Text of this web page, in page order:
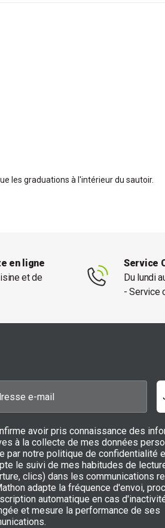
les graduations à l'intérieur du sautoir.
en ligne
et de
Service
Du lundi
- Service
avoir pris connaissance des
à la collecte de mes données
par notre politique de confidentialité
le suivi de mes habitudes de
clics) dans les communications
adapte la fréquence d'envoi,
automatique en cas
et mesure la performance de ses